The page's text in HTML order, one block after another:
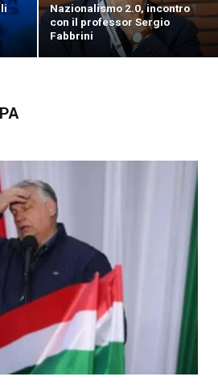
Nazionalismo 2.0, incontro
con il professor Sergio
Fabbrini